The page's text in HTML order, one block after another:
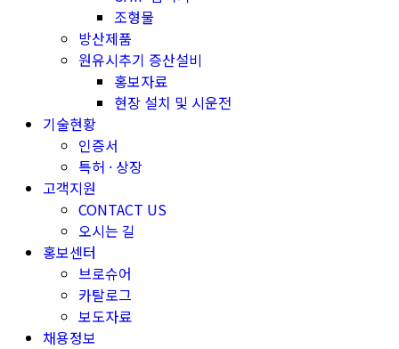
조형물
방산제품
원유시추기 증산설비
홍보자료
현장 설치 및 시운전
기술현황
인증서
특허 · 상장
고객지원
CONTACT US
오시는 길
홍보센터
브로슈어
카탈로그
보도자료
채용정보